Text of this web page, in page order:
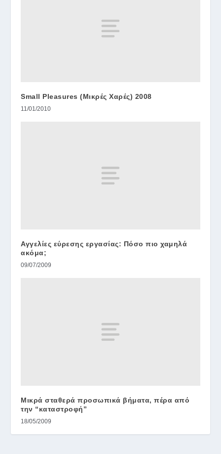
Small Pleasures (Μικρές Χαρές) 2008
11/01/2010
Αγγελίες εύρεσης εργασίας: Πόσο πιο χαμηλά
ακόμα;
09/07/2009
Μικρά σταθερά προσωπικά βήματα, πέρα από
την “καταστροφή”
18/05/2009